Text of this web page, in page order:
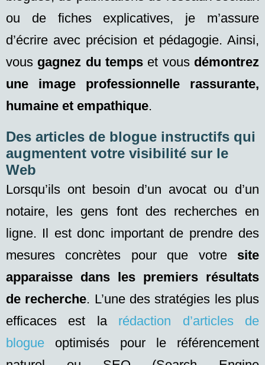
ou de fiches explicatives, je m’assure
d’écrire avec précision et pédagogie. Ainsi,
vous gagnez du temps et vous démontrez
une
image professionnelle rassurante,
humaine et empathique.
Des articles de blogue instructifs qui
augmentent votre visibilité sur le
Web
Lorsqu’ils ont besoin d’un avocat ou d’un
notaire, les gens font des recherches en
ligne. Il est donc important de prendre des
mesures concrètes pour que votre site
apparaisse dans les premiers résultats
de recherche. L’une des stratégies les plus
efficaces est la rédaction d’articles de
blogue optimisés pour le référencement